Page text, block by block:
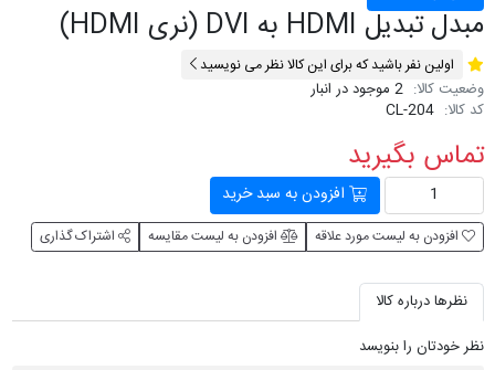
مبدل تبدیل HDMI به DVI (نری HDMI)
اولین نفر باشید که برای این کالا نظر می نویسید
وضعیت کالا: 2 موجود در انبار
کد کالا: CL-204
تماس بگیرید
افزودن به سبد خرید
افزودن به لیست مورد علاقه افزودن به لیست مقایسه اشتراک گذاری
نظرها درباره کالا
نظر خودتان را بنویسد